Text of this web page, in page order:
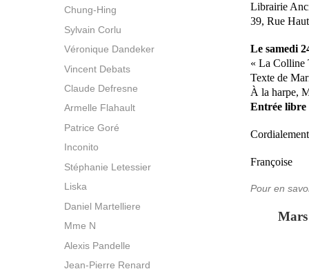
Librairie
39, Rue
Le samedi
« La Colline
Texte de
À la harpe,
Entrée libre
Cordialement
Françoise
Pour en
Chung-Hing
Sylvain Corlu
Véronique Dandeker
Vincent Debats
Claude Defresne
Armelle Flahault
Patrice Goré
Inconito
Stéphanie Letessier
Liska
Daniel Martelliere
Mme N
Alexis Pandelle
Jean-Pierre Renard